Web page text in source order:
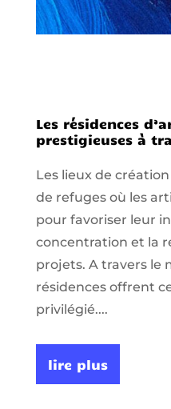
Les résidences
prestigieuses à
Les lieux de
de refuges où les
pour favoriser leur
concentration et la
projets. A travers le
résidences offrent
privilégié....
lire plus